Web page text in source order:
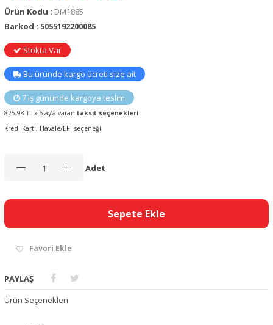
Ürün Kodu : DM1885
Barkod : 5055192200085
Stokta Var
Bu üründe kargo ücreti size ait
7 iş gününde kargoya teslim
825,98 TL x 6 ay’a varan taksit seçenekleri
Kredi Kartı, Havale/EFT seçeneği
Adet
Sepete Ekle
Favori Ekle
PAYLAŞ
Ürün Seçenekleri